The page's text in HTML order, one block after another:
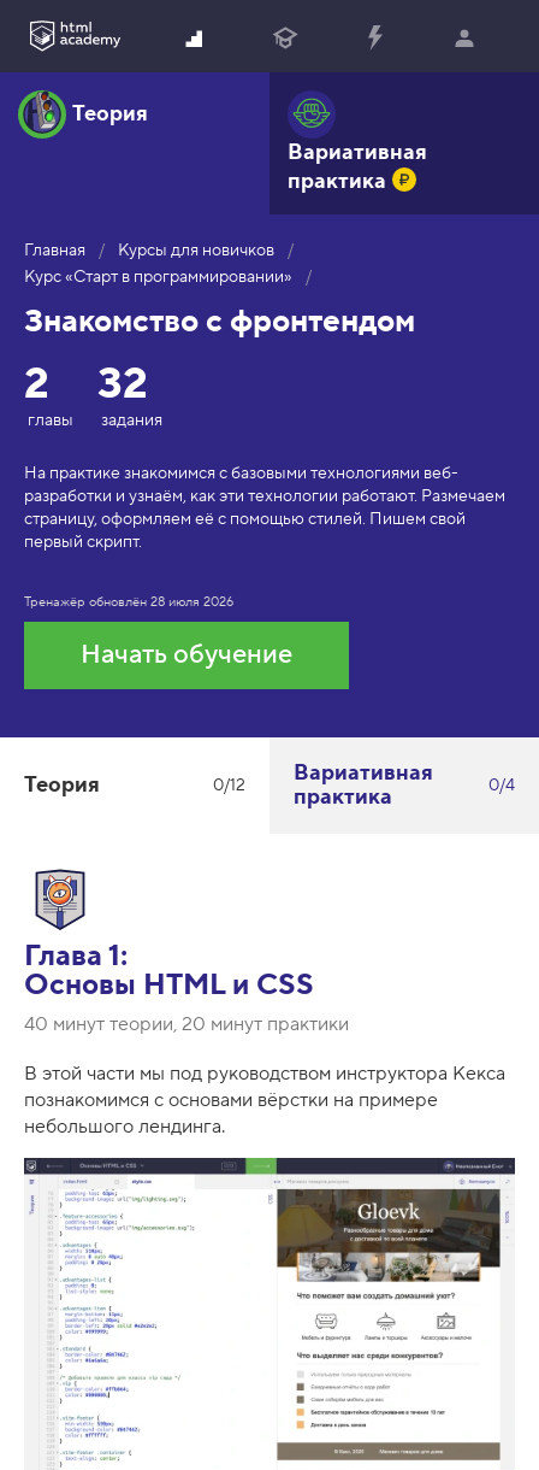
Главная
Курсы для новичков
Курс «Старт в программировании»
Знакомство с фронтендом
2
главы
32
задания
На практике знакомимся с базовыми технологиями веб-
разработки и узнаём, как эти технологии работают. Размечаем
страницу, оформляем её с помощью стилей. Пишем свой
первый скрипт.
Тренажёр обновлён 28 июля 2026
Начать обучение
Теория
Вариативная
практика
Теория 0/12
Вариативная
практика
0/4
Глава 1:
Основы HTML и CSS
40 минут теории, 20 минут практики
В этой части мы под руководством инструктора Кекса
познакомимся с основами вёрстки на примере
небольшого лендинга.